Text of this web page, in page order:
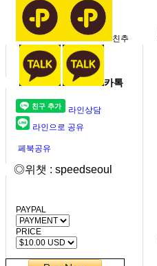
친추
카톡
라인상담
라인으로 공유
페북공유
◎위챗 : speedseoul
PAYPAL
PRICE